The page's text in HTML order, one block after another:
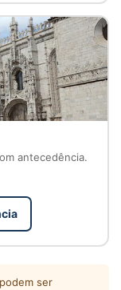
antecedência.
ser